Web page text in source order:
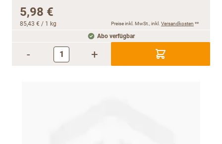
5,98 €
85,43 € / 1 kg Preise inkl. MwSt., inkl. Versandkosten **
Abo verfügbar
- +